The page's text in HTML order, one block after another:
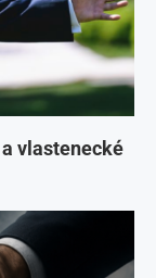
vlastenecké